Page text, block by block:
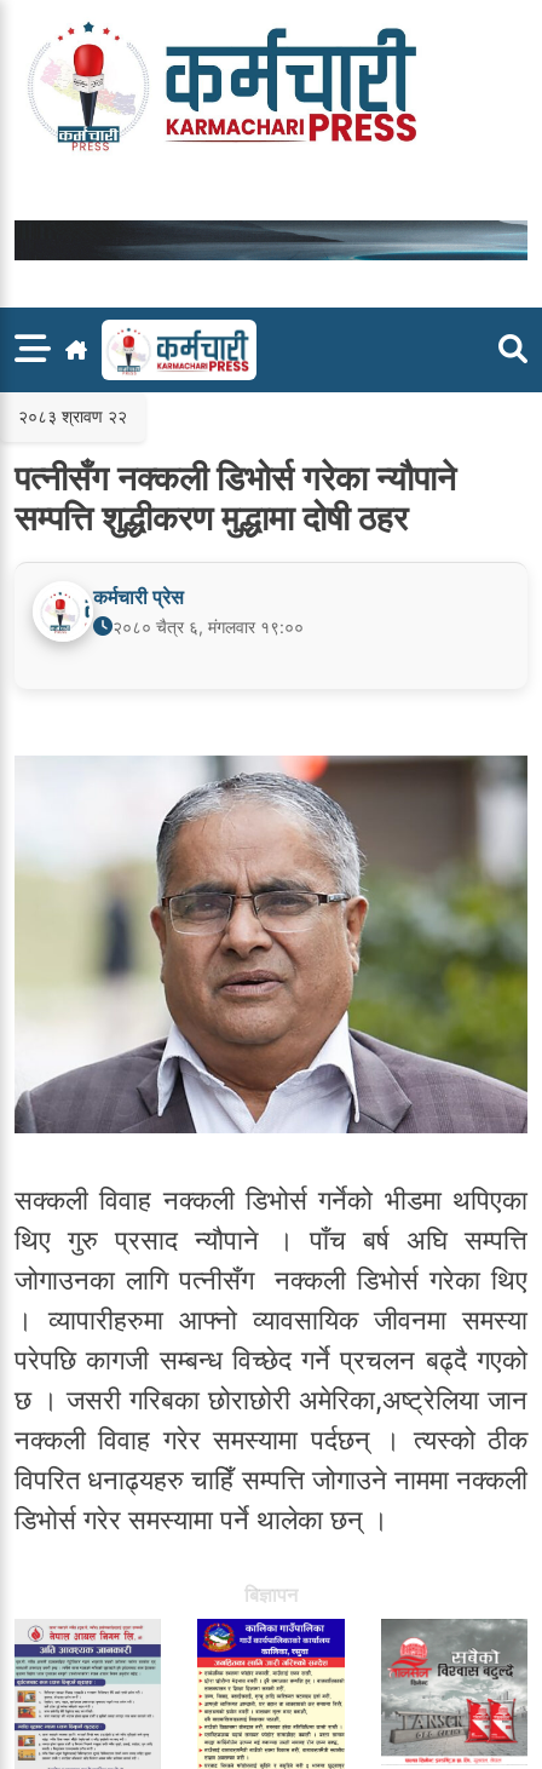
content
२०८३ श्रावण २२
पत्नीसँग नक्कली डिभोर्स गरेका न्यौपाने
सम्पत्ति शुद्धीकरण मुद्धामा दोषी ठहर
कर्मचारी प्रेस
२०८० चैत्र ६, मंगलवार १९:००
सक्कली विवाह नक्कली डिभोर्स गर्नेको भीडमा थपिएका
थिए गुरु प्रसाद न्यौपाने । पाँच बर्ष अघि सम्पत्ति
जोगाउनका लागि पत्नीसँग नक्कली डिभोर्स गरेका थिए
। व्यापारीहरुमा आफ्नो व्यावसायिक जीवनमा समस्या
परेपछि कागजी सम्बन्ध विच्छेद गर्ने प्रचलन बढ्दै गएको
छ । जसरी गरिबका छोराछोरी अमेरिका,अष्ट्रेलिया जान
नक्कली विवाह गरेर समस्यामा पर्दछन् । त्यस्को ठीक
विपरित धनाढ्यहरु चाहिँ सम्पत्ति जोगाउने नाममा नक्कली
डिभोर्स गरेर समस्यामा पर्ने थालेका छन् ।
बिज्ञापन